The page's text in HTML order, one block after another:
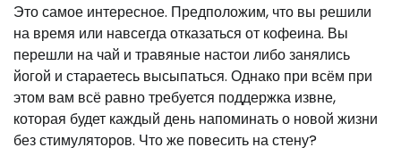
Это самое интересное. Предположим, что вы решили
на время или навсегда отказаться от кофеина. Вы
перешли на чай и травяные настои либо занялись
йогой и стараетесь высыпаться. Однако при всём при
этом вам всё равно требуется поддержка извне,
которая будет каждый день напоминать о новой жизни
без стимуляторов. Что же повесить на стену?